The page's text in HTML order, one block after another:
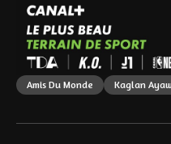
Amis Du Monde Kaglan